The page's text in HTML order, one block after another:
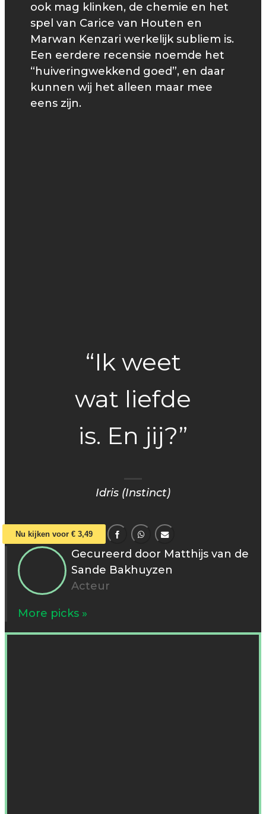
ook mag klinken, de chemie en het
spel van Carice van Houten en
Marwan Kenzari werkelijk subliem is.
Een eerdere recensie noemde het
“huiveringwekkend goed”, en daar
kunnen wij het alleen maar mee
eens zijn.
“Ik weet
wat liefde
is. En jij?”
Idris (Instinct)
Nu kijken voor € 3,49
Gecureerd door Matthijs van de
Sande Bakhuyzen
Acteur
More picks